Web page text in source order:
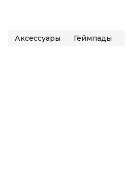
Аксессуары Геймпады